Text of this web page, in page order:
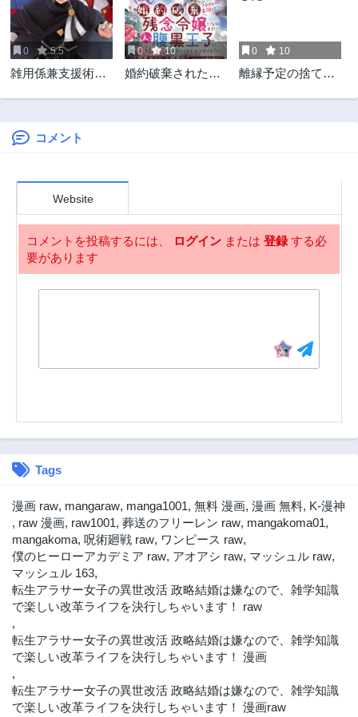
第13.2話
1年前
第13.1話
1年前
第12.2話
1年前
第12.1話
1年前
第11.2話 第11.1話
第10.2話
第9.2話
第8.2話
1年前
第8.1話
2年前
第7.2話
2年前 2年前
第3.1話
第2.2話
2年前
第2.1話
2年前
第2話
2年前
第1話
0 5.5
雑用係兼支援術師
追放ブームなの
に、俺を過大評価
て手放そうとして
くれない～
0 10
婚約破棄されたい
す!え?腹黒王子に
0 10
離縁予定の捨てら
溺愛が始まりまし
コメント
Website
コメントを投稿するには、 ログイン または 登録する必
要があります
Tags
漫画 raw, mangaraw, manga1001, 無料 漫画, 漫画 無料, K-漫神
, raw 漫画, raw1001, 葬送のフリーレン raw, mangakoma01,
mangakoma, 呪術廻戦 raw, ワンピース raw,
僕のヒーローアカデミア raw, アオアシ raw, マッシュル raw,
マッシュル 163,
転生アラサー女子の異世改活 政略結婚は嫌なので、雑学知識
で楽しい改革ライフを決行しちゃいます！ raw
,
転生アラサー女子の異世改活 政略結婚は嫌なので、雑学知識
で楽しい改革ライフを決行しちゃいます！ 漫画
,
転生アラサー女子の異世改活 政略結婚は嫌なので、雑学知識
で楽しい改革ライフを決行しちゃいます！ 漫画raw